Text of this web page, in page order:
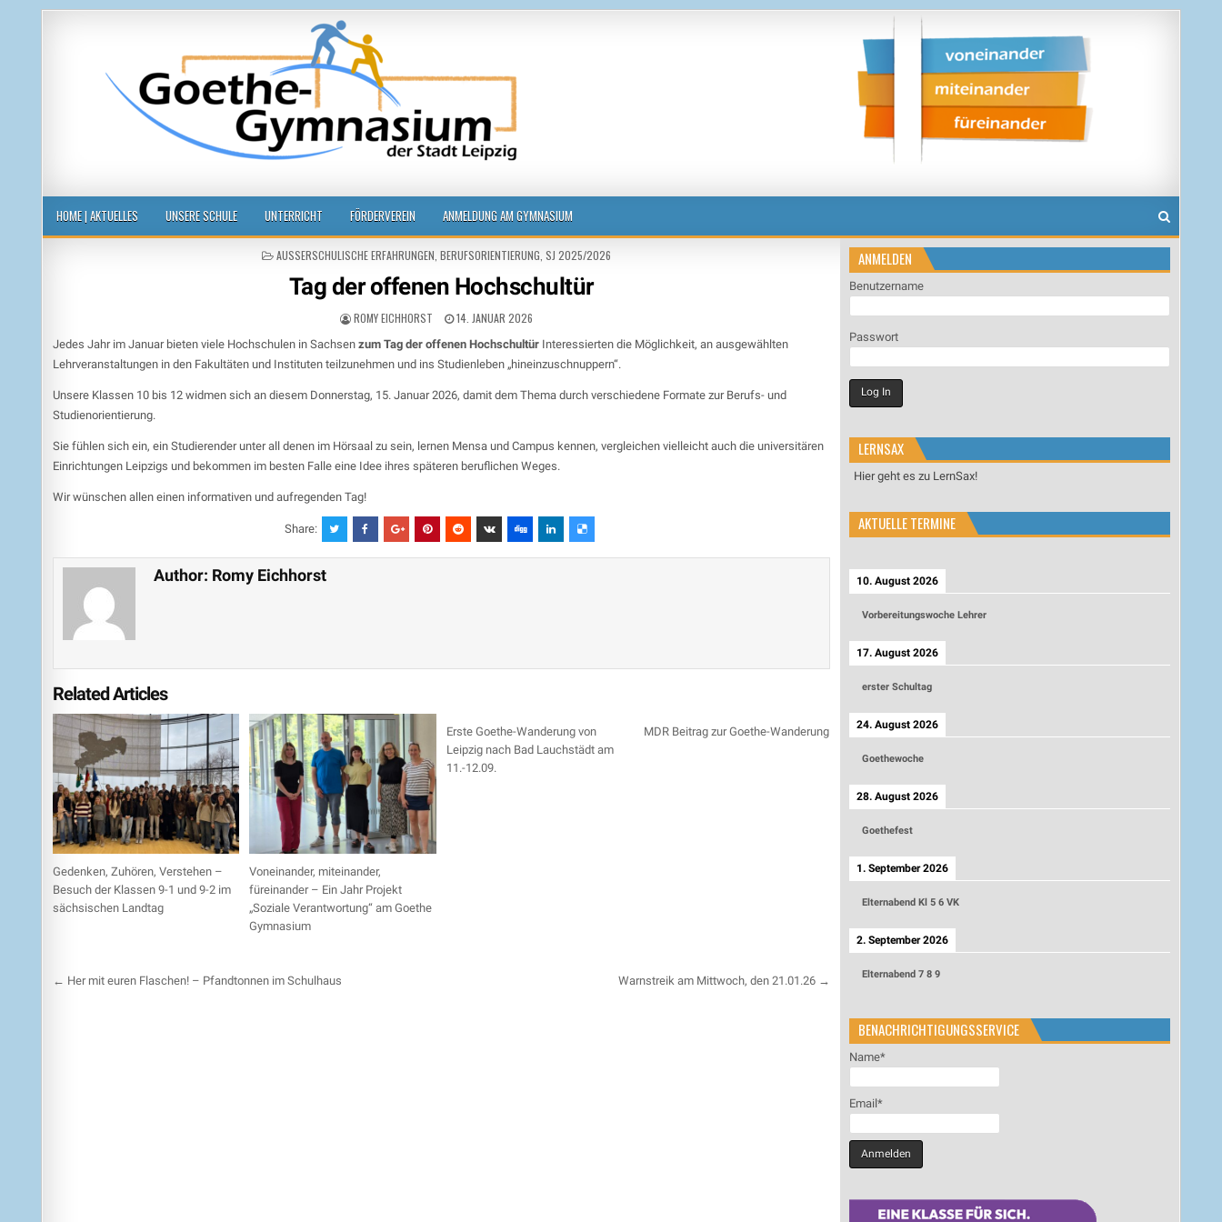
Goethegymnasium der Stadt Leipzig
HOME | AKTUELLES UNSERE SCHULE UNTERRICHT FÖRDERVEREIN ANMELDUNG AM GYMNASIUM
POSTED
AUSSERSCHULISCHE ERFAHRUNGEN ,BERUFSORIENTIERUNG ,SJ 2025/2026
Tag der offenen Hochschultür
ROMY EICHHORST 14. JANUAR 2026
Jedes Jahr im Januar bieten viele Hochschulen in Sachsen zum Tag der offenen HochschultürInteressierten die Möglichkeit, an ausgewählten
Lehrveranstaltungen in den Fakultäten und Instituten teilzunehmen und ins Studienleben „hineinzuschnuppern“.
Unsere Klassen 10 bis 12 widmen sich an diesem Donnerstag, 15. Januar 2026, damit dem Thema durch verschiedene Formate zur Berufs- und
Studienorientierung.
Sie fühlen sich ein, ein Studierender unter all denen im Hörsaal zu sein, lernen Mensa und Campus kennen, vergleichen vielleicht auch die universitären
Einrichtungen Leipzigs und bekommen im besten Falle eine Idee ihres späteren beruflichen Weges.
Wir wünschen allen einen informativen und aufregenden Tag!
Share:
Author: Romy Eichhorst
Related Articles
Gedenken, Zuhören, Verstehen –
Besuch der Klassen 9-1 und 9-2 im
sächsischen Landtag
Voneinander, miteinander,
füreinander – Ein Jahr Projekt
„Soziale Verantwortung“ am Goethe
Gymnasium
Erste Goethe-Wanderung von
Leipzig nach Bad Lauchstädt am
11.-12.09.
MDR Beitrag zur Goethe-Wanderung
Beitragsnavigation
← Her mit euren Flaschen! – Pfandtonnen im Schulhaus Warnstreik am Mittwoch, den 21.01.26 →
ANMELDEN
Benutzername
Passwort
LERNSAX
Hier geht es zu LernSax!
AKTUELLE TERMINE
10. August 2026
Vorbereitungswoche Lehrer
17. August 2026
erster Schultag
24. August 2026
Goethewoche
28. August 2026
Goethefest
1. September 2026
Elternabend Kl 5 6 VK
2. September 2026
Elternabend 7 8 9
BENACHRICHTIGUNGSSERVICE
Name*
Email*